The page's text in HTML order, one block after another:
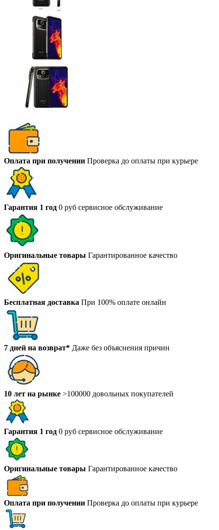
Оплата при получении Проверка до оплаты при курьере
Гарантия 1 год 0 руб сервисное обслуживание
Оригинальные товары Гарантированное качество
Бесплатная доставка При 100% оплате онлайн
7 дней на возврат* Даже без объяснения причин
10 лет на рынке >100000 довольных покупателей
Гарантия 1 год 0 руб сервисное обслуживание
Оригинальные товары Гарантированное качество
Оплата при получении Проверка до оплаты при курьере